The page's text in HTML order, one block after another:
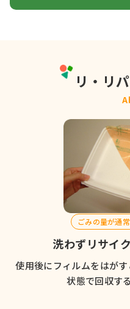
リ・リ
ごみの量が通
洗わずリサイ
使用後にフィルムをはが
状態で回収す